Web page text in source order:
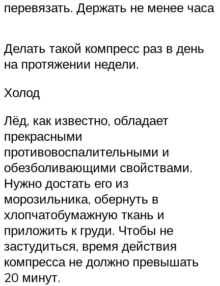
перевязать. Держать не менее часа
Делать такой компресс раз в день
на протяжении недели.
Холод
Лёд, как известно, обладает
прекрасными
противовоспалительными и
обезболивающими свойствами.
Нужно достать его из
морозильника, обернуть в
хлопчатобумажную ткань и
приложить к груди. Чтобы не
застудиться, время действия
компресса не должно превышать
20 минут.